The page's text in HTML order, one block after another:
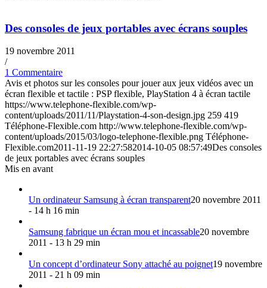
Des consoles de jeux portables avec écrans souples
19 novembre 2011
/
1 Commentaire
Avis et photos sur les consoles pour jouer aux jeux vidéos avec un
écran flexible et tactile : PSP flexible, PlayStation 4 à écran tactile
https://www.telephone-flexible.com/wp-
content/uploads/2011/11/Playstation-4-son-design.jpg 259 419
Téléphone-Flexible.com http://www.telephone-flexible.com/wp-
content/uploads/2015/03/logo-telephone-flexible.png Téléphone-
Flexible.com2011-11-19 22:27:582014-10-05 08:57:49Des consoles
de jeux portables avec écrans souples
Mis en avant
Un ordinateur Samsung à écran transparent20 novembre 2011
- 14 h 16 min
Samsung fabrique un écran mou et incassable20 novembre
2011 - 13 h 29 min
Un concept d’ordinateur Sony attaché au poignet19 novembre
2011 - 21 h 09 min